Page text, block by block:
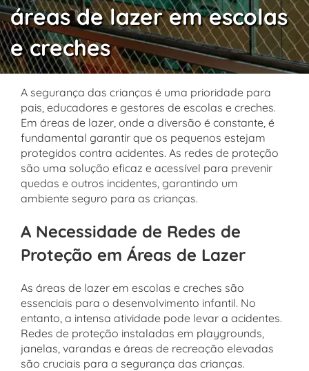
áreas de lazer em escolas
e creches
A segurança das crianças é uma prioridade para
pais, educadores e gestores de escolas e creches.
Em áreas de lazer, onde a diversão é constante, é
fundamental garantir que os pequenos estejam
protegidos contra acidentes. As redes de proteção
são uma solução eficaz e acessível para prevenir
quedas e outros incidentes, garantindo um
ambiente seguro para as crianças.
A Necessidade de Redes de
Proteção em Áreas de Lazer
As áreas de lazer em escolas e creches são
essenciais para o desenvolvimento infantil. No
entanto, a intensa atividade pode levar a acidentes.
Redes de proteção instaladas em playgrounds,
janelas, varandas e áreas de recreação elevadas
são cruciais para a segurança das crianças.